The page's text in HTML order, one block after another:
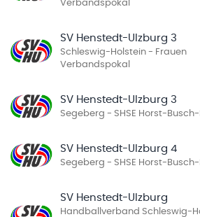
Verbandspokal
SV Henstedt-Ulzburg 3
Schleswig-Holstein - Frauen
Verbandspokal
SV Henstedt-Ulzburg 3
Segeberg - SHSE Horst-Busch-
SV Henstedt-Ulzburg 4
Segeberg - SHSE Horst-Busch-
SV Henstedt-Ulzburg
Handballverband Schleswig-